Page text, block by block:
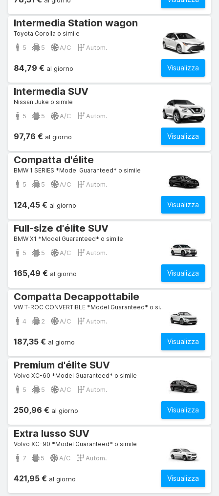
Intermedia Station wagon
Toyota Corolla o simile
5 5 A/C Autom.
Visualizza
84,79 € al giorno
Intermedia SUV
Nissan Juke o simile
5 5 A/C Autom.
Visualizza
97,76 € al giorno
Compatta d'élite
BMW 1 SERIES *Model Guaranteed* o simile
5 5 A/C Autom.
Visualizza
124,45 € al giorno
Full-size d'élite SUV
BMW X1 *Model Guaranteed* o simile
5 5 A/C Autom.
Visualizza
165,49 € al giorno
Compatta Decappottabile
VW T-ROC CONVERTIBLE *Model Guaranteed* o simile
4 2 A/C Autom.
Visualizza
187,35 € al giorno
Premium d'élite SUV
Volvo XC-60 *Model Guaranteed* o simile
5 5 A/C Autom.
Visualizza
250,96 € al giorno
Extra lusso SUV
Volvo XC-90 *Model Guaranteed* o simile
7 5 A/C Autom.
Visualizza
421,95 € al giorno